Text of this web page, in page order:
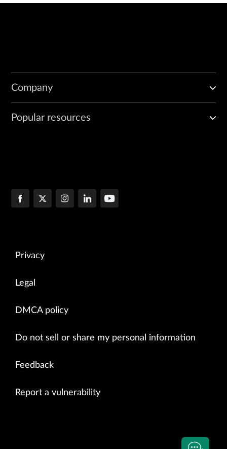
Company
Popular resources
Privacy
Legal
DMCA policy
Do not sell or share my personal information
Feedback
Report a vulnerability